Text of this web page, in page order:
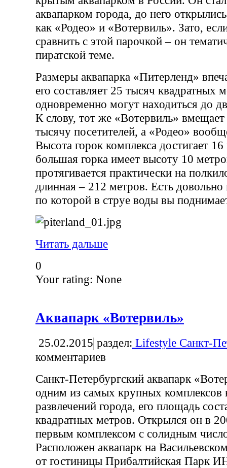
аквапарком города, до него
как «Родео» и «Вотервиль». Зато,
сравнить с этой парочкой – он
пиратской теме.
Размеры аквапарка «Питерленд»
его составляет 25 тысяч квадратных
одновременно могут находиться до
К слову, тот же «Вотервиль» вмещает
тысячу посетителей, а «Родео»
Высота горок комплекса достигает
большая горка имеет высоту 10
протягивается практически на
длинная – 212 метров. Есть довольно
по которой в струе воды вы
Читать дальше
0
Your rating: None
Аквапарк «Вотервиль»
25.02.2015 раздел: Lifestyle Санкт-
комментариев
Санкт-Петербургский аквапарк
одним из самых крупных комплексов
развлечений города, его площадь
квадратных метров. Открылся он в
первым комплексом с солидным
Расположен аквапарк на
от гостиницы Прибалтийская Парк